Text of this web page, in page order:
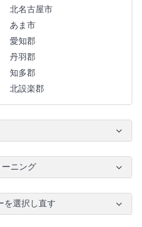
北名古屋市
あま市
愛知郡
丹羽郡
知多郡
北設楽郡
ニング
を選択し直す